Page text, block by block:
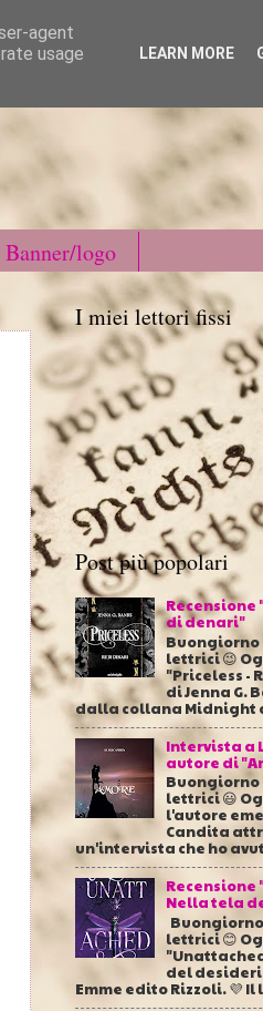
Banner/logo
I miei lettori fissi
Post più popolari
Recensione
di denari"
lettrici 😉
"Priceless -
di Jenna G.
dalla collana Midnight
Intervista a
autore di
lettrici 😃
l'autore
Candita
un'intervista che ho
Nella tela
lettrici 😊
del
Emme edito Rizzoli. 💜 Il
agent
usage
LEARN MORE